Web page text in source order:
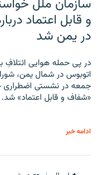
سازمان ملل
و قابل اعتماد
در یمن شد
در پی حمله هوایی
اتوبوس در شمال یمن،
جمعه در نشستی اضطراری
«شفاف و قابل اعتماد» شد.
ادامه خبر